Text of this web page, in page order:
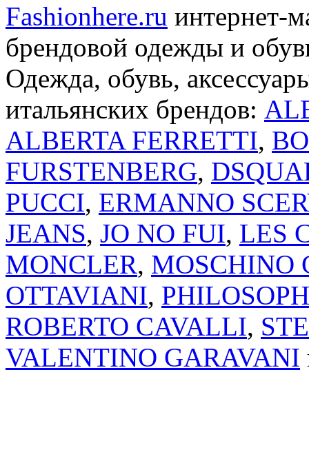
Fashionhere.ru интернет-
брендовой одежды и
Одежда, обувь,
итальянских брендов:
ALBERTA FERRETTI,
FURSTENBERG,
PUCCI, ERMANNO
JEANS, JO NO FUI, LES
MONCLER, MOSCHINO
OTTAVIANI,
ROBERTO CAVALLI,
VALENTINO GARAVANI